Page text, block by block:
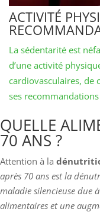
ACTIVITÉ
La sédentarité est
d’une activité
cardiovasculaires, de
ses
QUELLE
70 ANS ?
Attention à la
après 70 ans est la
maladie silencieuse due
alimentaires et une